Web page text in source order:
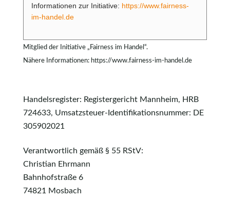
Informationen zur Initiative: https://www.fairness-
im-handel.de
Mitglied der Initiative „Fairness im Handel“.
Nähere Informationen: https://www.fairness-im-handel.de
Handelsregister: Registergericht Mannheim, HRB
724633, Umsatzsteuer-Identifikationsnummer: DE
305902021
Verantwortlich gemäß § 55 RStV:
Christian Ehrmann
Bahnhofstraße 6
74821 Mosbach